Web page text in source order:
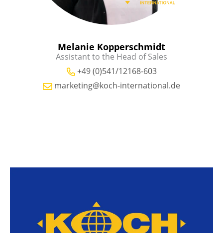
Melanie Kopperschmidt
Assistant to the Head of Sales
+49 (0)541/12168-603
marketing@koch-international.de